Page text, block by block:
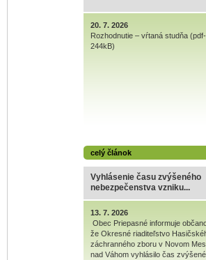
20. 7. 2026
Rozhodnutie – vŕtaná studňa (pdf-
244kB)
celý článok
Vyhlásenie času zvýšeného
nebezpečenstva vzniku...
13. 7. 2026
Obec Priepasné informuje
že Okresné riaditeľstvo
záchranného zboru v Novom
nad Váhom vyhlásilo čas